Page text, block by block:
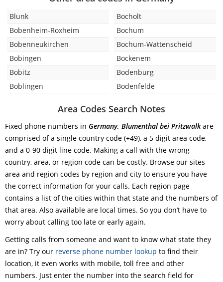
Blunk
Bobenheim-Roxheim
Bobenneukirchen
Bobingen
Bobitz
Boblingen
Bocholt
Bochum
Bochum-Wattenscheid
Bockenem
Bodenburg
Bodenfelde
Area Codes Search Notes
Fixed phone numbers in Germany, Blumenthal bei Pritzwalkare
comprised of a single country code (+49), a 5 digit area code,
and a 0-90 digit line code. Making a call with the wrong
country, area, or region code can be costly. Browse our sites
area and region codes by region and city to ensure you have
the correct information for your calls. Each region page
contains a list of the cities within that state and the numbers of
that area. Also available are local times. So you don’t have to
worry about calling too late or early again.
Getting calls from someone and want to know what state they
are in? Try our reverse phone number lookup to find their
location, it even works with mobile, toll free and other
numbers. Just enter the number into the search field for